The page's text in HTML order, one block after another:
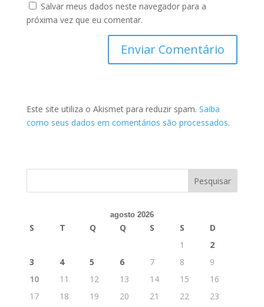
Salvar meus dados neste navegador para a
próxima vez que eu comentar.
Este site utiliza o Akismet para reduzir spam. Saiba
como seus dados em comentários são processados.
agosto 2026
S T Q Q S S
D
1
2
3
4 5 6 7 8
9
10
11 12 13 14 15
16
17
18 19 20 21 22
23